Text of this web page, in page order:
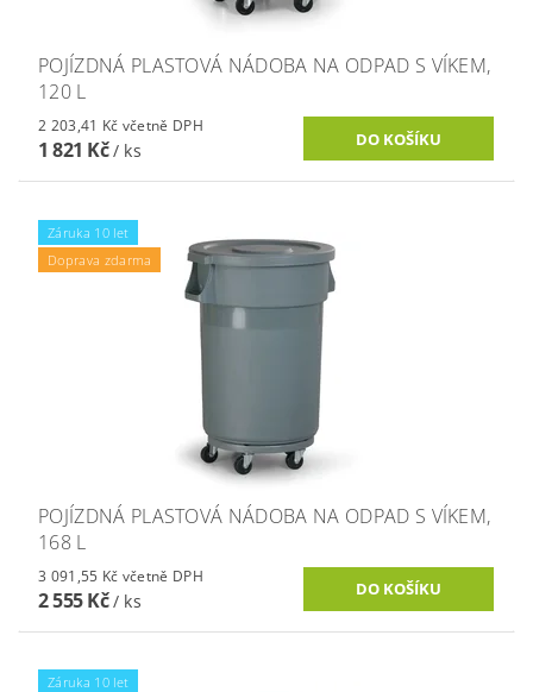
POJÍZDNÁ PLASTOVÁ NÁDOBA NA ODPAD S VÍKEM,
120 L
2 203,41 Kč včetně DPH
1 821 Kč/ ks
Záruka 10 let
Doprava zdarma
POJÍZDNÁ PLASTOVÁ NÁDOBA NA ODPAD S VÍKEM,
168 L
3 091,55 Kč včetně DPH
2 555 Kč/ ks
Záruka 10 let